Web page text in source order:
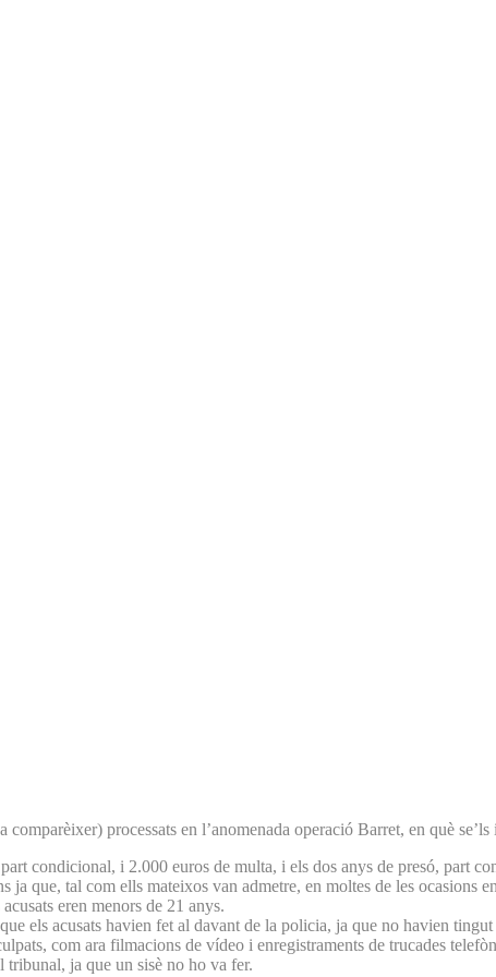
processats en l’anomenada operació Barret, en què
condicional, i 2.000 euros de multa, i els dos anys de presó, part
ja que, tal com ells mateixos van admetre, en moltes de les ocasions
eren menors de 21 anys.
els acusats havien fet al davant de la policia, ja que no havien
com ara filmacions de vídeo i enregistraments de trucades
tribunal, ja que un sisè no ho va fer.